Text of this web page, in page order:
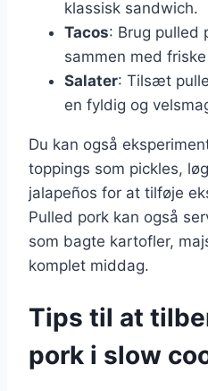
klassisk sandwich.
Tacos: Brug pulled
sammen med
Salater: Tilsæt
en fyldig og
Du kan også
toppings som pickles,
jalapeños for at tilføje
Pulled pork kan også
som bagte kartofler,
komplet middag.
Tips til at
pork i slow